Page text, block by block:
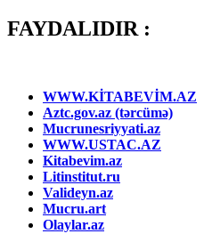
FAYDALIDIR :
WWW.KİTABEVİM.AZ
Aztc.gov.az (tərcümə)
Mucrunesriyyati.az
WWW.USTAC.AZ
Kitabevim.az
Litinstitut.ru
Valideyn.az
Mucru.art
Olaylar.az